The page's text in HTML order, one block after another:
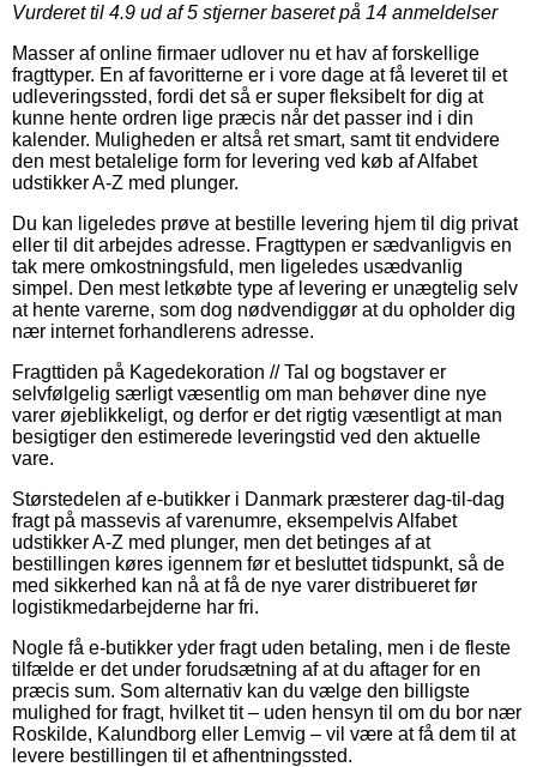
Vurderet til 4.9 ud af 5 stjerner baseret på 14 anmeldelser
Masser af online firmaer udlover nu et hav af forskellige
fragttyper. En af favoritterne er i vore dage at få leveret til et
udleveringssted, fordi det så er super fleksibelt for dig at
kunne hente ordren lige præcis når det passer ind i din
kalender. Muligheden er altså ret smart, samt tit endvidere
den mest betalelige form for levering ved køb af Alfabet
udstikker A-Z med plunger.
Du kan ligeledes prøve at bestille levering hjem til dig privat
eller til dit arbejdes adresse. Fragttypen er sædvanligvis en
tak mere omkostningsfuld, men ligeledes usædvanlig
simpel. Den mest letkøbte type af levering er unægtelig selv
at hente varerne, som dog nødvendiggør at du opholder dig
nær internet forhandlerens adresse.
Fragttiden på Kagedekoration // Tal og bogstaver er
selvfølgelig særligt væsentlig om man behøver dine nye
varer øjeblikkeligt, og derfor er det rigtig væsentligt at man
besigtiger den estimerede leveringstid ved den aktuelle
vare.
Størstedelen af e-butikker i Danmark præsterer dag-til-dag
fragt på massevis af varenumre, eksempelvis Alfabet
udstikker A-Z med plunger, men det betinges af at
bestillingen køres igennem før et besluttet tidspunkt, så de
med sikkerhed kan nå at få de nye varer distribueret før
logistikmedarbejderne har fri.
Nogle få e-butikker yder fragt uden betaling, men i de fleste
tilfælde er det under forudsætning af at du aftager for en
præcis sum. Som alternativ kan du vælge den billigste
mulighed for fragt, hvilket tit – uden hensyn til om du bor nær
Roskilde, Kalundborg eller Lemvig – vil være at få dem til at
levere bestillingen til et afhentningssted.